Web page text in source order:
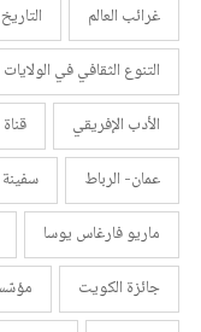
غرائب العالم
التنوع الثقافي في
الأدب الإفريقي
عمان- الرباط
سفينة
ماريو فارغاس يوسا
جائزة الكويت